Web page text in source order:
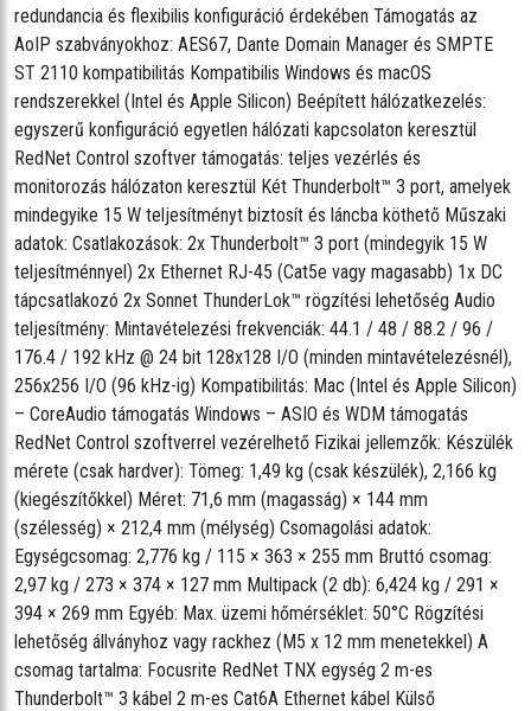
redundancia és flexibilis konfiguráció érdekében Támogatás az
AoIP szabványokhoz: AES67, Dante Domain Manager és SMPTE
ST 2110 kompatibilitás Kompatibilis Windows és macOS
rendszerekkel (Intel és Apple Silicon) Beépített hálózatkezelés:
egyszerű konfiguráció egyetlen hálózati kapcsolaton keresztül
RedNet Control szoftver támogatás: teljes vezérlés és
monitorozás hálózaton keresztül Két Thunderbolt™ 3 port, amelyek
mindegyike 15 W teljesítményt biztosít és láncba köthető Műszaki
adatok: Csatlakozások: 2x Thunderbolt™ 3 port (mindegyik 15 W
teljesítménnyel) 2x Ethernet RJ-45 (Cat5e vagy magasabb) 1x DC
tápcsatlakozó 2x Sonnet ThunderLok™ rögzítési lehetőség Audio
teljesítmény: Mintavételezési frekvenciák: 44.1 / 48 / 88.2 / 96 /
176.4 / 192 kHz @ 24 bit 128x128 I/O (minden mintavételezésnél),
256x256 I/O (96 kHz-ig) Kompatibilitás: Mac (Intel és Apple Silicon)
– CoreAudio támogatás Windows – ASIO és WDM támogatás
RedNet Control szoftverrel vezérelhető Fizikai jellemzők: Készülék
mérete (csak hardver): Tömeg: 1,49 kg (csak készülék), 2,166 kg
(kiegészítőkkel) Méret: 71,6 mm (magasság) × 144 mm
(szélesség) × 212,4 mm (mélység) Csomagolási adatok:
Egységcsomag: 2,776 kg / 115 × 363 × 255 mm Bruttó csomag:
2,97 kg / 273 × 374 × 127 mm Multipack (2 db): 6,424 kg / 291 ×
394 × 269 mm Egyéb: Max. üzemi hőmérséklet: 50°C Rögzítési
lehetőség állványhoz vagy rackhez (M5 x 12 mm menetekkel) A
csomag tartalma: Focusrite RedNet TNX egység 2 m-es
Thunderbolt™ 3 kábel 2 m-es Cat6A Ethernet kábel Külső